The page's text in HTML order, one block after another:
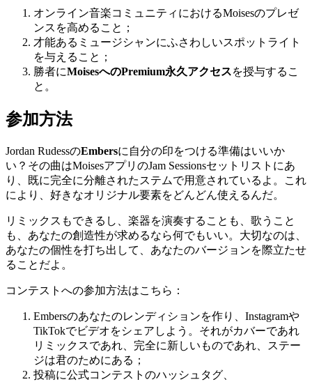
オンライン音楽コミュニティにおけるMoisesのプレゼ
ンスを高めること；
才能あるミュージシャンにふさわしいスポットライト
を与えること；
勝者にMoisesへのPremium永久アクセスを授与するこ
と。
参加方法
Jordan RudessのEmbersに自分の印をつける準備はいいか
い？その曲はMoisesアプリのJam Sessionsセットリストにあ
り、既に完全に分離されたステムで用意されているよ。これ
により、好きなオリジナル要素をどんどん使えるんだ。
リミックスもできるし、楽器を演奏することも、歌うこと
も、あなたの創造性が求めるなら何でもいい。大切なのは、
あなたの個性を打ち出して、あなたのバージョンを際立たせ
ることだよ。
コンテストへの参加方法はこちら：
Embersのあなたのレンディションを作り、Instagramや
TikTokでビデオをシェアしよう。それがカバーであれ
リミックスであれ、完全に新しいものであれ、ステー
ジは君のためにある；
投稿に公式コンテストのハッシュタグ、